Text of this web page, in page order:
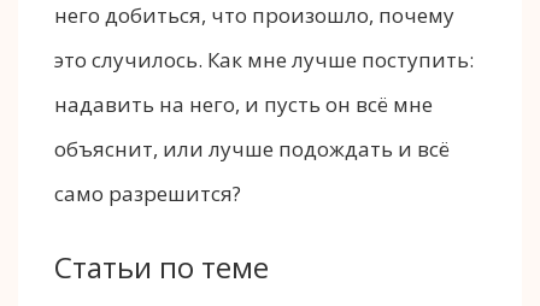
него добиться, что произошло, почему
это случилось. Как мне лучше поступить:
надавить на него, и пусть он всё мне
объяснит, или лучше подождать и всё
само разрешится?
Статьи по теме